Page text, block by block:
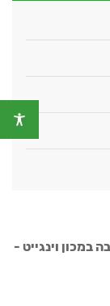
במכון וינגייט -